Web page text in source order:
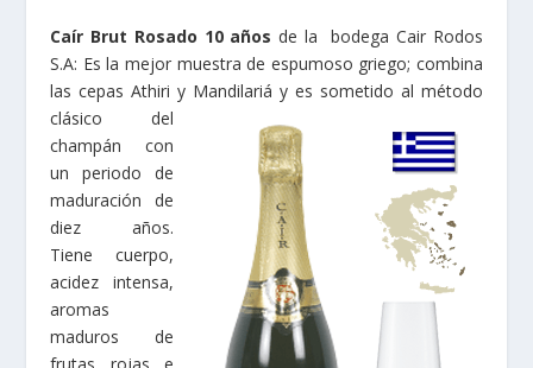
Caír Brut Rosado 10 años de la bodega Cair Rodos
S.A: Es la mejor muestra de espumoso griego; combina
las cepas Athiri y Mandilariá y es sometido al método
clásico del
champán con
un periodo de
maduración de
diez años.
Tiene cuerpo,
acidez intensa,
aromas
maduros de